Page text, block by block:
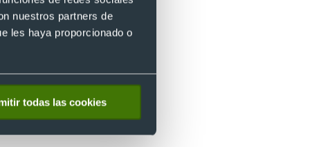
nuestros partners de
les haya proporcionado o
todas las cookies